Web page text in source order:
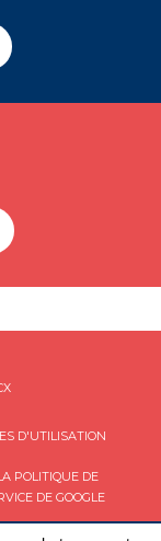
D'UTILISATION
POLITIQUE DE
DE GOOGLE